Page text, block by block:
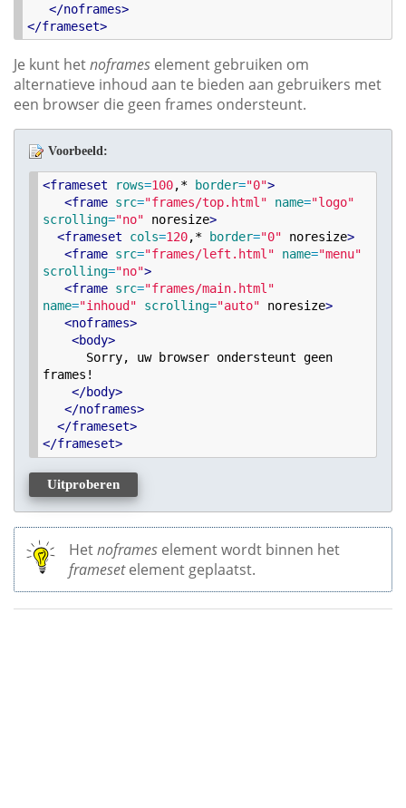
</noframes>
</frameset>
Je kunt hetnoframes element gebruiken om
alternatieve inhoud aan te bieden aan gebruikers met
een browser die geen frames ondersteunt.
Voorbeeld:
<frameset rows=100,* border="0">
<frame src="frames/top.html " name="logo"
scrolling="no" noresize>
<frameset cols=120,* border="0" noresize>
<frame src="frames/left.html " name="menu"
scrolling="no">
<frame src="frames/main.html "
name="inhoud" scrolling="auto" noresize>
<noframes>
<body>
frames!
</body>
</noframes>
</frameset>
</frameset>
Uitproberen
Hetnoframes element wordt binnen het
framesetelement geplaatst.